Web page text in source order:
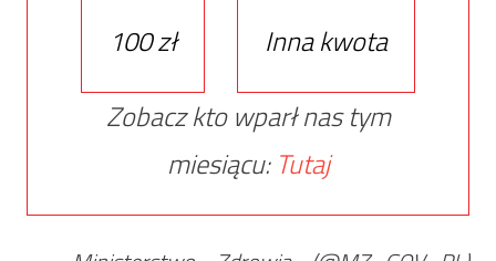
100 zł
Inna kwota
Zobacz kto wparł nas tym
miesiącu: Tutaj